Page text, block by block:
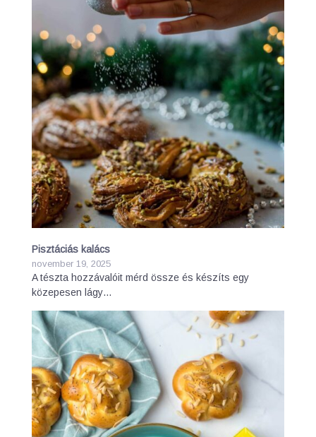
Pisztáciás kalács
november 19, 2025
A tészta hozzávalóit mérd össze és készíts egy
közepesen lágy…